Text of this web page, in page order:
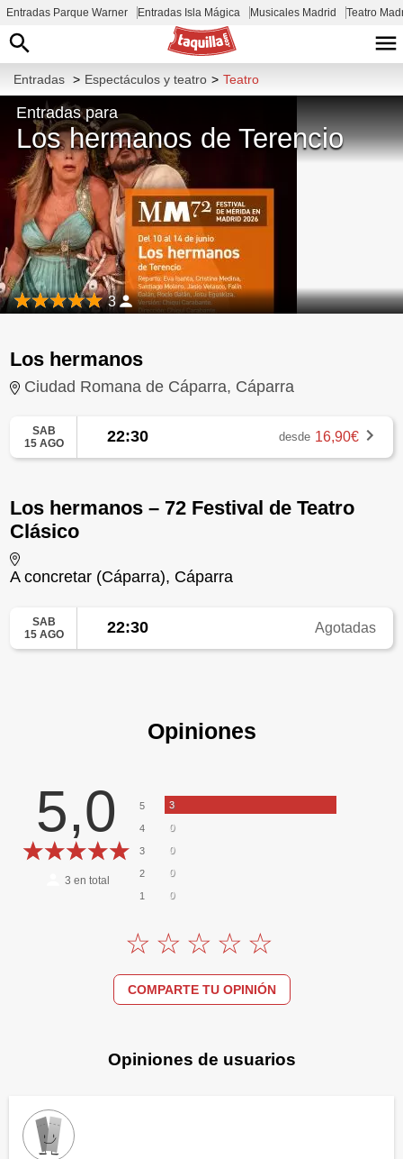
Entradas Parque Warner Entradas Isla Mágica Musicales Madrid Teatro
Entradas > Espectáculos y teatro > Teatro
Entradas para
Los hermanos de Terencio
3
Los hermanos
Ciudad Romana de Cáparra, Cáparra
SAB
15 AGO
22:30 desde 16,90€
Los hermanos – 72 Festival de Teatro
Clásico
A concretar (Cáparra), Cáparra
SAB
15 AGO
22:30 Agotadas
Opiniones
5,0
3 en total
5 3
4 0
3 0
2 0
1 0
COMPARTE TU OPINIÓN
Opiniones de usuarios